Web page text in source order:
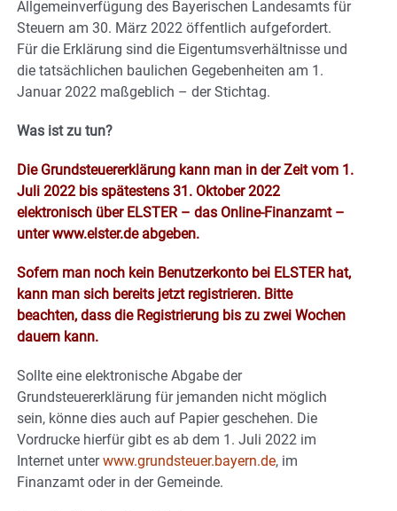
Allgemeinverfügung des Bayerischen Landesamts für
Steuern am 30. März 2022 öffentlich aufgefordert.
Für die Erklärung sind die Eigentumsverhältnisse und
die tatsächlichen baulichen Gegebenheiten am 1.
Januar 2022 maßgeblich – der Stichtag.
Was ist zu tun?
Die Grundsteuererklärung kann man in der Zeit vom 1.
Juli 2022 bis spätestens 31. Oktober 2022
elektronisch über ELSTER – das Online-Finanzamt –
unter www.elster.de abgeben.
Sofern man noch kein Benutzerkonto bei ELSTER hat,
kann man sich bereits jetzt registrieren. Bitte
beachten, dass die Registrierung bis zu zwei Wochen
dauern kann.
Sollte eine elektronische Abgabe der
Grundsteuererklärung für jemanden nicht möglich
sein, könne dies auch auf Papier geschehen. Die
Vordrucke hierfür gibt es ab dem 1. Juli 2022 im
Internet unterwww.grundsteuer.bayern.de, im
Finanzamt oder in der Gemeinde.